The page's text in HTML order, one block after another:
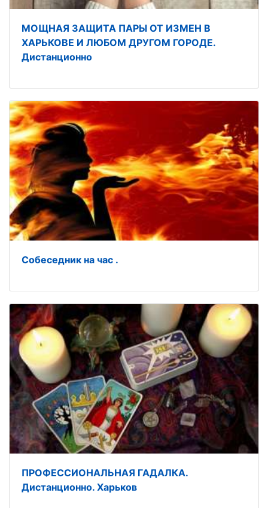
МОЩНАЯ ЗАЩИТА ПАРЫ ОТ ИЗМЕН В
ХАРЬКОВЕ И ЛЮБОМ ДРУГОМ ГОРОДЕ.
Дистанционно
Собеседник на час .
ПРОФЕССИОНАЛЬНАЯ ГАДАЛКА.
Дистанционно. Харьков